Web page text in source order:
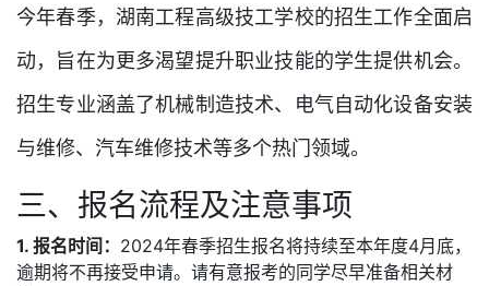
今年春季，湖南工程高级技工学校的招生工作全面启
动，旨在为更多渴望提升职业技能的学生提供机会。
招生专业涵盖了机械制造技术、电气自动化设备安装
与维修、汽车维修技术等多个热门领域。
三、报名流程及注意事项
1. 报名时间： 2024年春季招生报名将持续至本年度4月底，
逾期将不再接受申请。请有意报考的同学尽早准备相关材